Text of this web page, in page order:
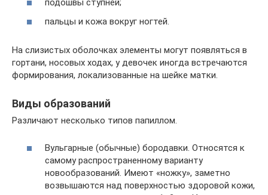
подошвы ступней;
пальцы и кожа вокруг ногтей.
На слизистых оболочках элементы могут появляться в
гортани, носовых ходах, у девочек иногда встречаются
формирования, локализованные на шейке матки.
Виды образований
Различают несколько типов папиллом.
Вульгарные (обычные) бородавки. Относятся к
самому распространенному варианту
новообразований. Имеют «ножку», заметно
возвышаются над поверхностью здоровой кожи,